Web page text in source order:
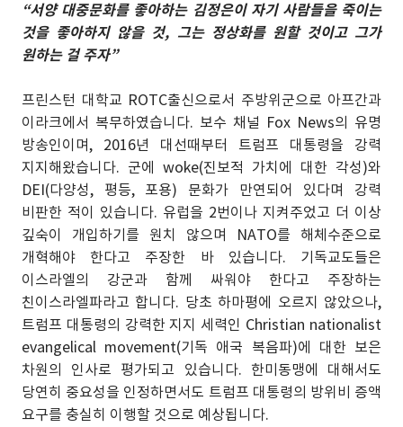
“서양 대중문화를 좋아하는 김정은이 자기 사람들을 죽이는
것을 좋아하지 않을 것, 그는 정상화를 원할 것이고 그가
원하는 걸 주자”
프린스턴 대학교 ROTC출신으로서 주방위군으로 아프간과
이라크에서 복무하였습니다. 보수 채널 Fox News의 유명
방송인이며, 2016년 대선때부터 트럼프 대통령을 강력
지지해왔습니다. 군에 woke(진보적 가치에 대한 각성)와
DEI(다양성, 평등, 포용) 문화가 만연되어 있다며 강력
비판한 적이 있습니다. 유럽을 2번이나 지켜주었고 더 이상
깊숙이 개입하기를 원치 않으며 NATO를 해체수준으로
개혁해야 한다고 주장한 바 있습니다. 기독교도들은
이스라엘의 강군과 함께 싸워야 한다고 주장하는
친이스라엘파라고 합니다. 당초 하마평에 오르지 않았으나,
트럼프 대통령의 강력한 지지 세력인 Christian nationalist
evangelical movement(기독 애국 복음파)에 대한 보은
차원의 인사로 평가되고 있습니다. 한미동맹에 대해서도
당연히 중요성을 인정하면서도 트럼프 대통령의 방위비 증액
요구를 충실히 이행할 것으로 예상됩니다.